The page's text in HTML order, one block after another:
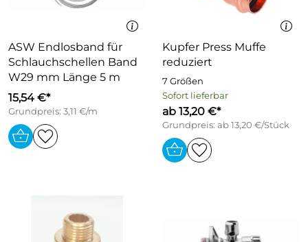
ASW Endlosband für
Schlauchschellen Band
W29 mm Länge 5 m
15,54 €*
Grundpreis: 3,11 €/m
Kupfer Press Muffe
reduziert
7 Größen
Sofort lieferbar
ab 13,20 €*
Grundpreis: ab 13,20 €/Stück